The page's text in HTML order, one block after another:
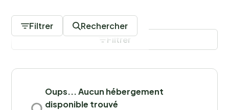
Filtrer Rechercher
Sauvegarder les filtres
Filtrer
Oups... Aucun hébergement
disponible trouvé